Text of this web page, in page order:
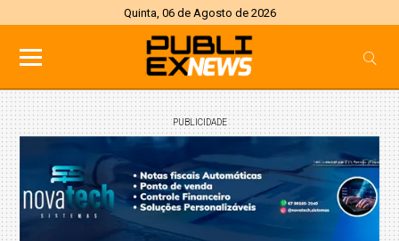
Quinta, 06 de Agosto de 2026
PUBLICIDADE